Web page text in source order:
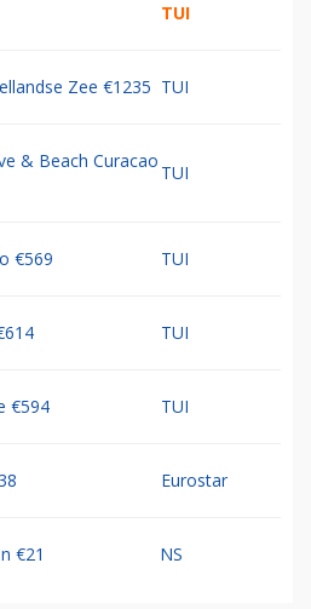
TUI
Zee €1235 TUI
& Beach Curacao
TUI
€569 TUI
TUI
€594 TUI
Eurostar
€21 NS